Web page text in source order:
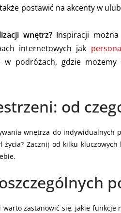
postawić na akcenty w
wnętrz?Inspiracji można
internetowych jak
w podróżach, gdzie
od
wnętrza do indywidualnych
Zacznij od kilku
zastanowić się, jakie funkcje